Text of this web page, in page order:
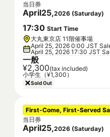
当日券
April25,2026 (Saturday)
17:30 Start Time
大丸東京店 11階催事場
April 25, 2026 0:00 JST
April 25, 2026 17:30 JST
一般
¥2,300(tax included)
小学生（¥1,300）
Sold Out
First-Come, First-Served
当日券
April25,2026 (Saturday)